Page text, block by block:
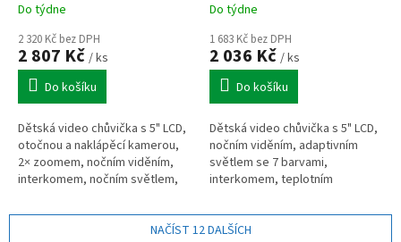
Do týdne
2 320 Kč bez DPH
2 807 Kč / ks
Do košíku
Dětská video chůvička s 5" LCD,
otočnou a naklápěcí kamerou,
2× zoomem, nočním viděním,
interkomem, nočním světlem,
videa až 33 h a dosahem až 300
Do týdne
1 683 Kč bez DPH
2 036 Kč / ks
Do košíku
Dětská video chůvička s 5" LCD,
nočním viděním, adaptivním
světlem se 7 barvami,
interkomem, teplotním
dobíjecí baterií a dosahem až
300 m.
NAČÍST 12 DALŠÍCH